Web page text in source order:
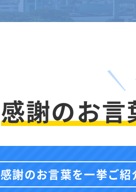
感謝のお言
感謝のお言葉を一挙ご紹